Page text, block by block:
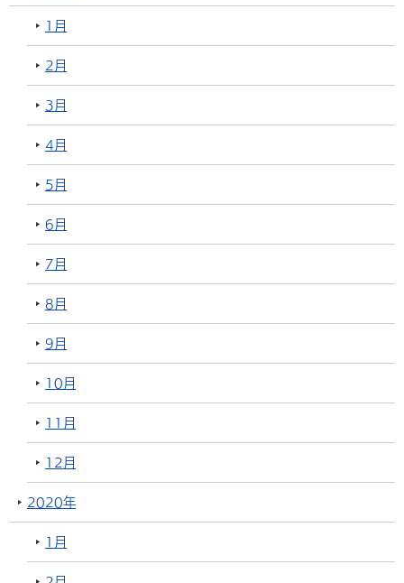
1月
2月
3月
4月
5月
6月
7月
8月
9月
10月
11月
12月
2020年
1月